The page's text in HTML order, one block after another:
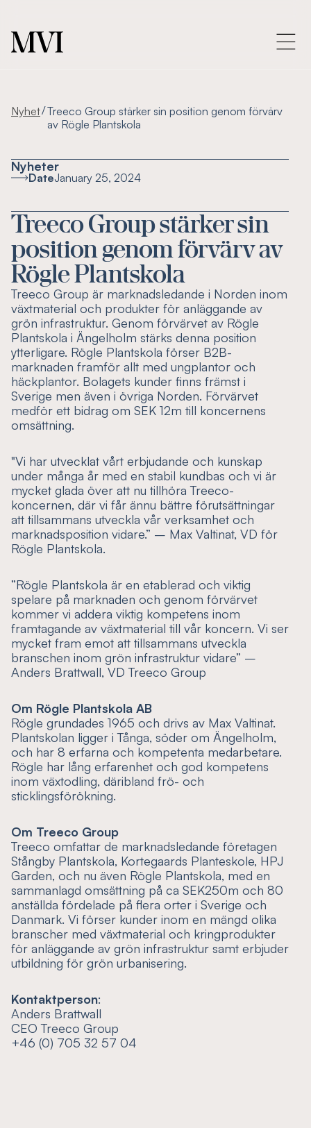
Nyhet/Treeco Group stärker sin position genom förvärv
av Rögle Plantskola
Nyheter
DateJanuary 25, 2024
Treeco Group stärker sin
position genom förvärv av
Rögle Plantskola
Treeco Group är marknadsledande i Norden inom
växtmaterial och produkter för anläggande av
grön infrastruktur. Genom förvärvet av Rögle
Plantskola i Ängelholm stärks denna position
ytterligare. Rögle Plantskola förser B2B-
marknaden framför allt med ungplantor och
häckplantor. Bolagets kunder finns främst i
Sverige men även i övriga Norden. Förvärvet
medför ett bidrag om SEK 12m till koncernens
omsättning.
"Vi har utvecklat vårt erbjudande och kunskap
under många år med en stabil kundbas och vi är
mycket glada över att nu tillhöra Treeco-
koncernen, där vi får ännu bättre förutsättningar
att tillsammans utveckla vår verksamhet och
marknadsposition vidare.” – Max Valtinat, VD för
Rögle Plantskola.
”Rögle Plantskola är en etablerad och viktig
spelare på marknaden och genom förvärvet
kommer vi addera viktig kompetens inom
framtagande av växtmaterial till vår koncern. Vi ser
mycket fram emot att tillsammans utveckla
branschen inom grön infrastruktur vidare” –
Anders Brattwall, VD Treeco Group
Om Rögle Plantskola AB
Rögle grundades 1965 och drivs av Max Valtinat.
Plantskolan ligger i Tånga, söder om Ängelholm,
och har 8 erfarna och kompetenta medarbetare.
Rögle har lång erfarenhet och god kompetens
inom växtodling, däribland frö- och
sticklingsförökning.
Om Treeco Group
Treeco omfattar de marknadsledande företagen
Stångby Plantskola, Kortegaards Planteskole, HPJ
Garden, och nu även Rögle Plantskola, med en
sammanlagd omsättning på ca SEK250m och 80
anställda fördelade på flera orter i Sverige och
Danmark. Vi förser kunder inom en mängd olika
branscher med växtmaterial och kringprodukter
för anläggande av grön infrastruktur samt erbjuder
utbildning för grön urbanisering.
Kontaktperson:
Anders Brattwall
CEO Treeco Group
+46 (0) 705 32 57 04